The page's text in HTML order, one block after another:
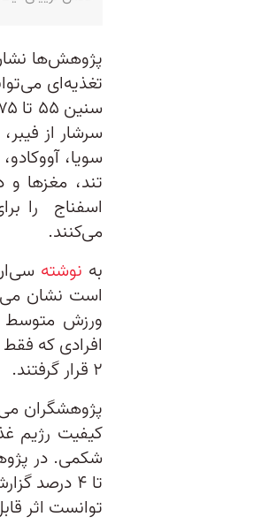
پژوهش‌ها
سرشار از
سویا،
تند، مغزها و
اسفناج را
می‌کنند.
به نوشته
است نشان
ورزش متوسط
۲ قرار گرفتند.
پژوهشگران
کیفیت رژیم
تا ۴
توانست اثر